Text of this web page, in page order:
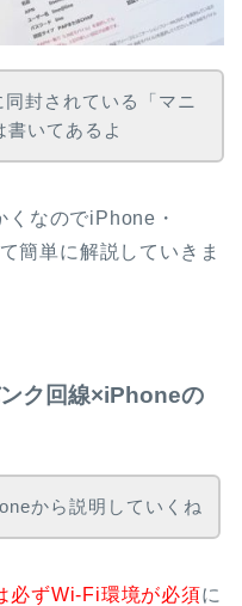
封されている「マニ
書いてあるよ
なのでiPhone・
簡単に解説していきま
ク回線×iPhoneの
から説明していくね
必ずWi-Fi環境が必須に